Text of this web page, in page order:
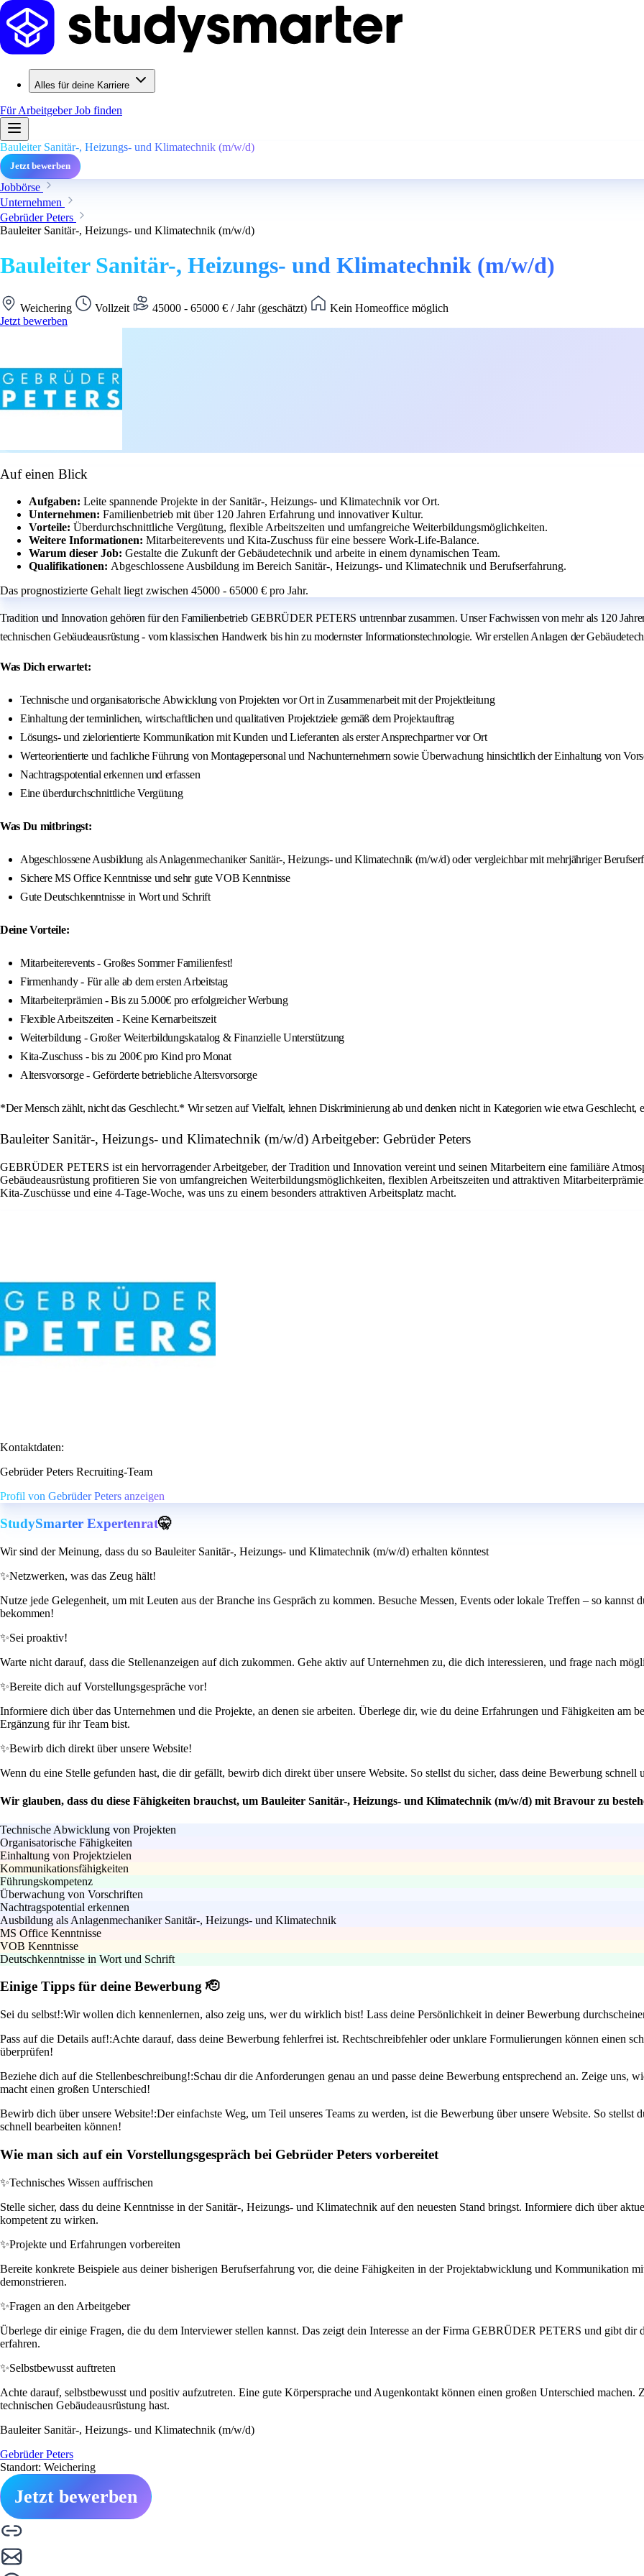
Alles für deine Karriere
Für ArbeitgeberJob finden
Bauleiter Sanitär-, Heizungs- und Klimatechnik (m/w/d)
Jetzt bewerben
Jobbörse
Unternehmen
Gebrüder Peters
Bauleiter Sanitär-, Heizungs- und Klimatechnik (m/w/d)
Bauleiter Sanitär-, Heizungs- und Klimatechnik (m/w/d)
Weichering Vollzeit 45000 - 65000 € / Jahr (geschätzt)
Kein Homeoffice möglich
Jetzt bewerben
Auf einen Blick
Aufgaben: Leite spannende Projekte in der Sanitär-, Heizungs- und Klimatechnik vor Ort.
Unternehmen: Familienbetrieb mit über 120 Jahren Erfahrung und innovativer Kultur.
Vorteile: Überdurchschnittliche Vergütung, flexible Arbeitszeiten und umfangreiche Weiterbildungsmöglichkeiten.
Weitere Informationen: Mitarbeiterevents und Kita-Zuschuss für eine bessere Work-Life-Balance.
Warum dieser Job: Gestalte die Zukunft der Gebäudetechnik und arbeite in einem dynamischen Team.
Qualifikationen: Abgeschlossene Ausbildung im Bereich Sanitär-, Heizungs- und Klimatechnik und Berufserfahrung.
Das prognostizierte Gehalt liegt zwischen 45000 - 65000 € pro Jahr.
Tradition und Innovation gehören für den Familienbetrieb GEBRÜDER PETERS untrennbar zusammen. Unser Fachwissen von mehr als 120
technischen Gebäudeausrüstung - vom klassischen Handwerk bis hin zu modernster Informationstechnologie. Wir erstellen Anlagen der
Was Dich erwartet:
Technische und organisatorische Abwicklung von Projekten vor Ort in Zusammenarbeit mit der Projektleitung
Einhaltung der terminlichen, wirtschaftlichen und qualitativen Projektziele gemäß dem Projektauftrag
Lösungs- und zielorientierte Kommunikation mit Kunden und Lieferanten als erster Ansprechpartner vor Ort
Werteorientierte und fachliche Führung von Montagepersonal und Nachunternehmern sowie Überwachung hinsichtlich der Einhaltung von
Nachtragspotential erkennen und erfassen
Eine überdurchschnittliche Vergütung
Was Du mitbringst:
Abgeschlossene Ausbildung als Anlagenmechaniker Sanitär-, Heizungs- und Klimatechnik (m/w/d) oder vergleichbar mit mehrjähriger
Sichere MS Office Kenntnisse und sehr gute VOB Kenntnisse
Gute Deutschkenntnisse in Wort und Schrift
Deine Vorteile:
Mitarbeiterevents - Großes Sommer Familienfest!
Firmenhandy - Für alle ab dem ersten Arbeitstag
Mitarbeiterprämien - Bis zu 5.000€ pro erfolgreicher Werbung
Flexible Arbeitszeiten - Keine Kernarbeitszeit
Weiterbildung - Großer Weiterbildungskatalog & Finanzielle Unterstützung
Kita-Zuschuss - bis zu 200€ pro Kind pro Monat
Altersvorsorge - Geförderte betriebliche Altersvorsorge
*Der Mensch zählt, nicht das Geschlecht.* Wir setzen auf Vielfalt, lehnen Diskriminierung ab und denken nicht in Kategorien wie etwa
Bauleiter Sanitär-, Heizungs- und Klimatechnik (m/w/d) Arbeitgeber: Gebrüder Peters
GEBRÜDER PETERS ist ein hervorragender Arbeitgeber, der Tradition und Innovation vereint und seinen Mitarbeitern eine familiäre
Gebäudeausrüstung profitieren Sie von umfangreichen Weiterbildungsmöglichkeiten, flexiblen Arbeitszeiten und attraktiven
Kita-Zuschüsse und eine 4-Tage-Woche, was uns zu einem besonders attraktiven Arbeitsplatz macht.
Kontaktdaten:
Gebrüder Peters Recruiting-Team
Profil von Gebrüder Peters anzeigen
StudySmarter Expertenrat🤫
Wir sind der Meinung, dass du so Bauleiter Sanitär-, Heizungs- und Klimatechnik (m/w/d) erhalten könntest
✨Netzwerken, was das Zeug hält!
Nutze jede Gelegenheit, um mit Leuten aus der Branche ins Gespräch zu kommen. Besuche Messen, Events oder lokale Treffen – so
bekommen!
✨Sei proaktiv!
Warte nicht darauf, dass die Stellenanzeigen auf dich zukommen. Gehe aktiv auf Unternehmen zu, die dich interessieren, und frage nach
✨Bereite dich auf Vorstellungsgespräche vor!
Informiere dich über das Unternehmen und die Projekte, an denen sie arbeiten. Überlege dir, wie du deine Erfahrungen und Fähigkeiten am
Ergänzung für ihr Team bist.
✨Bewirb dich direkt über unsere Website!
Wenn du eine Stelle gefunden hast, die dir gefällt, bewirb dich direkt über unsere Website. So stellst du sicher, dass deine Bewerbung
Wir glauben, dass du diese Fähigkeiten brauchst, um Bauleiter Sanitär-, Heizungs- und Klimatechnik (m/w/d) mit Bravour zu
Technische Abwicklung von Projekten
Organisatorische Fähigkeiten
Einhaltung von Projektzielen
Kommunikationsfähigkeiten
Führungskompetenz
Überwachung von Vorschriften
Nachtragspotential erkennen
Ausbildung als Anlagenmechaniker Sanitär-, Heizungs- und Klimatechnik
MS Office Kenntnisse
VOB Kenntnisse
Deutschkenntnisse in Wort und Schrift
Einige Tipps für deine Bewerbung 🫡
Sei du selbst!:Wir wollen dich kennenlernen, also zeig uns, wer du wirklich bist! Lass deine Persönlichkeit in deiner Bewerbung
Pass auf die Details auf!:Achte darauf, dass deine Bewerbung fehlerfrei ist. Rechtschreibfehler oder unklare Formulierungen können einen
überprüfen!
Beziehe dich auf die Stellenbeschreibung!:Schau dir die Anforderungen genau an und passe deine Bewerbung entsprechend an. Zeige uns,
macht einen großen Unterschied!
Bewirb dich über unsere Website!:Der einfachste Weg, um Teil unseres Teams zu werden, ist die Bewerbung über unsere Website. So
schnell bearbeiten können!
Wie man sich auf ein Vorstellungsgespräch bei Gebrüder Peters vorbereitet
✨Technisches Wissen auffrischen
Stelle sicher, dass du deine Kenntnisse in der Sanitär-, Heizungs- und Klimatechnik auf den neuesten Stand bringst. Informiere dich über
kompetent zu wirken.
✨Projekte und Erfahrungen vorbereiten
Bereite konkrete Beispiele aus deiner bisherigen Berufserfahrung vor, die deine Fähigkeiten in der Projektabwicklung und Kommunikation
demonstrieren.
✨Fragen an den Arbeitgeber
Überlege dir einige Fragen, die du dem Interviewer stellen kannst. Das zeigt dein Interesse an der Firma GEBRÜDER PETERS und gibt
erfahren.
✨Selbstbewusst auftreten
Achte darauf, selbstbewusst und positiv aufzutreten. Eine gute Körpersprache und Augenkontakt können einen großen Unterschied
technischen Gebäudeausrüstung hast.
Bauleiter Sanitär-, Heizungs- und Klimatechnik (m/w/d)
Gebrüder Peters
Standort: Weichering
Jetzt bewerben